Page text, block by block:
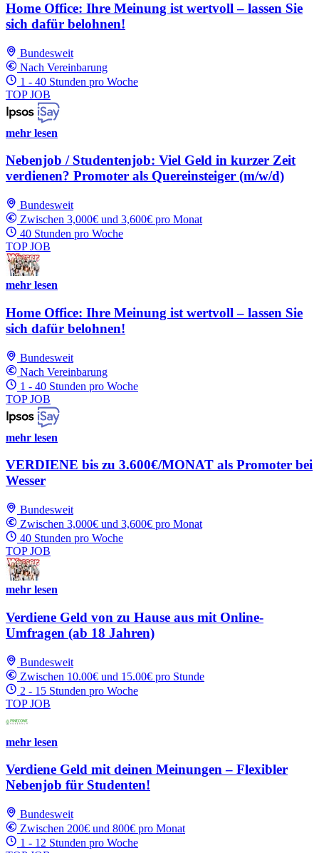
Home Office: Ihre Meinung ist wertvoll – lassen Sie
sich dafür belohnen!
Bundesweit
Nach Vereinbarung
1 - 40 Stunden pro Woche
TOP JOB
mehr lesen
Nebenjob / Studentenjob: Viel Geld in kurzer Zeit
verdienen? Promoter als Quereinsteiger (m/w/d)
Bundesweit
Zwischen 3,000€ und 3,600€ pro Monat
40 Stunden pro Woche
TOP JOB
mehr lesen
Home Office: Ihre Meinung ist wertvoll – lassen Sie
sich dafür belohnen!
Bundesweit
Nach Vereinbarung
1 - 40 Stunden pro Woche
TOP JOB
mehr lesen
VERDIENE bis zu 3.600€/MONAT als Promoter bei
Wesser
Bundesweit
Zwischen 3,000€ und 3,600€ pro Monat
40 Stunden pro Woche
TOP JOB
mehr lesen
Verdiene Geld von zu Hause aus mit Online-
Umfragen (ab 18 Jahren)
Bundesweit
Zwischen 10.00€ und 15.00€ pro Stunde
2 - 15 Stunden pro Woche
TOP JOB
mehr lesen
Verdiene Geld mit deinen Meinungen – Flexibler
Nebenjob für Studenten!
Bundesweit
Zwischen 200€ und 800€ pro Monat
1 - 12 Stunden pro Woche